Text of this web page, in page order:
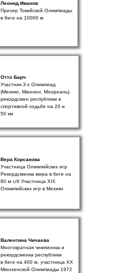
Отто Барч
Участник 3-х Олимпиад
(Мехико, Мюнхен, Монреаль),
рекордсмен республики в
спортивной ходьбе на 20 и
50 км
Вера Корсакова
Участница Олимпийских игр
Рекордсменка мира в беге на
80 м с/б Участница XIX
Олимпийских игр в Мехико
Леонид Иванов
Призер Токийской Олимпиады
в беге на 10000 м
Валентина Чичаева
Многократная чемпионка и
рекордсменка республики
в беге на 400 м, участница ХХ
Мюнхенской Олимпиады 1972